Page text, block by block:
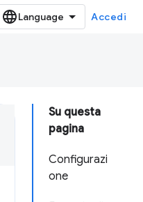
Accedi
Su questa
pagina
Configurazi
one